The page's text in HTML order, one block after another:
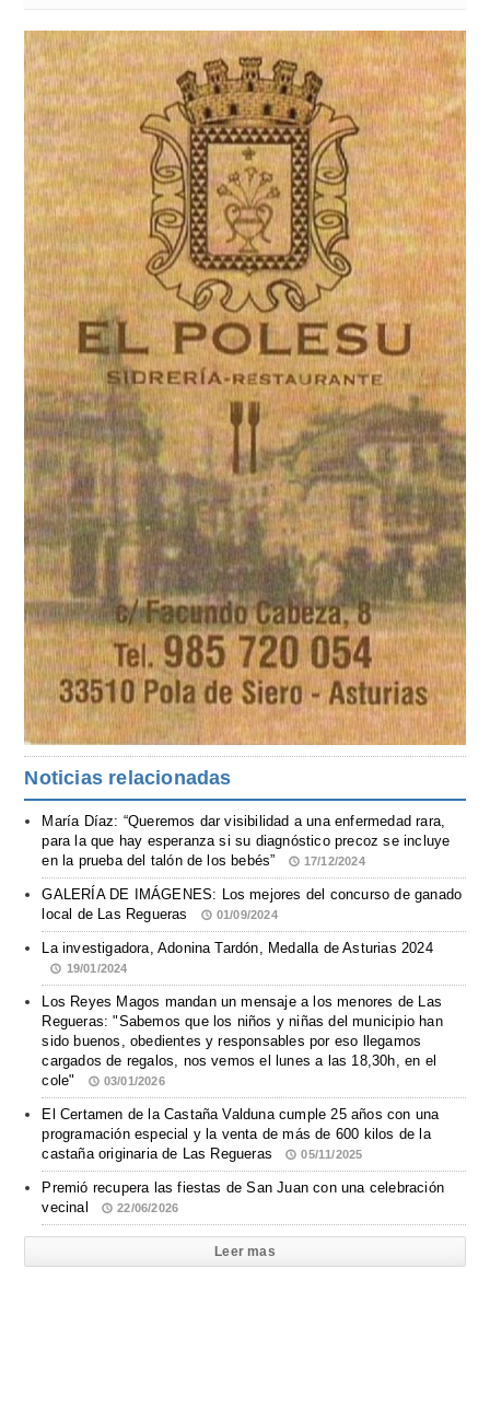
Noticias relacionadas
María Díaz: “Queremos dar visibilidad a una enfermedad rara,
para la que hay esperanza si su diagnóstico precoz se incluye
en la prueba del talón de los bebés”
17/12/2024
GALERÍA DE IMÁGENES: Los mejores del concurso de ganado
local de Las Regueras
01/09/2024
La investigadora, Adonina Tardón, Medalla de Asturias 2024
19/01/2024
Los Reyes Magos mandan un mensaje a los menores de Las
Regueras: "Sabemos que los niños y niñas del municipio han
sido buenos, obedientes y responsables por eso llegamos
cargados de regalos, nos vemos el lunes a las 18,30h, en el
cole"
03/01/2026
El Certamen de la Castaña Valduna cumple 25 años con una
programación especial y la venta de más de 600 kilos de la
castaña originaria de Las Regueras
05/11/2025
Premió recupera las fiestas de San Juan con una celebración
vecinal
22/06/2026
Leer mas